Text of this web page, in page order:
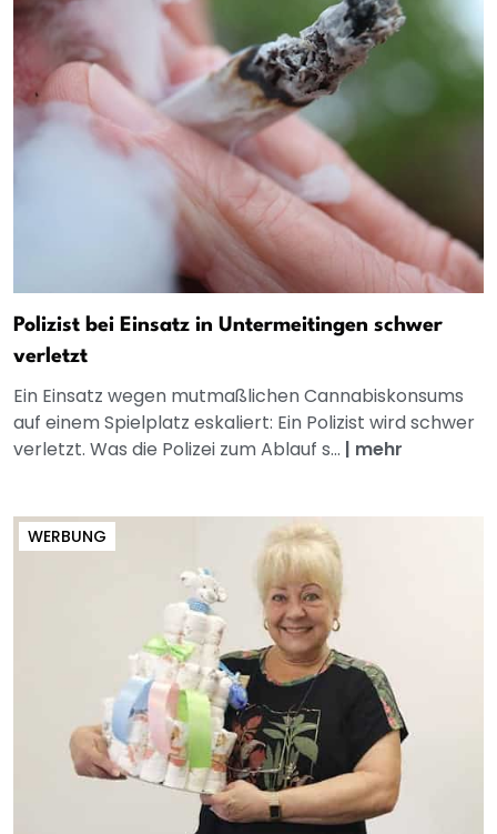
Polizist bei Einsatz in Untermeitingen schwer
verletzt
Ein Einsatz wegen mutmaßlichen Cannabiskonsums
auf einem Spielplatz eskaliert: Ein Polizist wird schwer
verletzt. Was die Polizei zum Ablauf s... | mehr
WERBUNG